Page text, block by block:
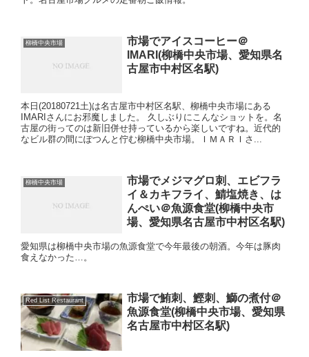
柳橋中央市場
市場でアイスコーヒー＠
IMARI(柳橋中央市場、愛知県名
古屋市中村区名駅)
本日(20180721土)は名古屋市中村区名駅、柳橋中央市場にある
IMARIさんにお邪魔しました。 久しぶりにこんなショットを。名
古屋の街ってのは新旧併せ持っているから楽しいですね。近代的
なビル群の間にぽつんと佇む柳橋中央市場。ＩＭＡＲＩさ...
柳橋中央市場
市場でメジマグロ刺、エビフラ
イ＆カキフライ、鯖塩焼き、は
んぺい＠魚源食堂(柳橋中央市
場、愛知県名古屋市中村区名駅)
愛知県は柳橋中央市場の魚源食堂で今年最後の朝酒。今年は豚肉
食えなかった…。
Red List Restaurant
市場で鮪刺、鰹刺、鰤の煮付＠
魚源食堂(柳橋中央市場、愛知県
名古屋市中村区名駅)